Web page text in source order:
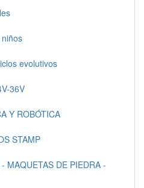
evolutivos
36V
Y ROBÓTICA
STAMP
MAQUETAS DE PIEDRA -